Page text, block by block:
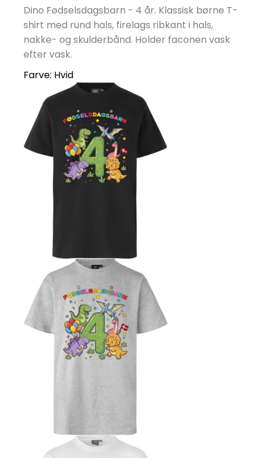
Dino Fødselsdagsbarn - 4 år. Klassisk børne T-
shirt med rund hals, firelags ribkant i hals,
nakke- og skulderbånd. Holder faconen vask
efter vask.
Farve: Hvid